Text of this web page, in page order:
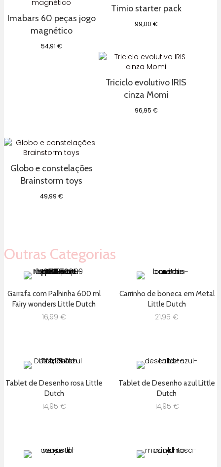
Imabars 60 peças jogo
magnético
54,91 €
Timio starter pack
99,00 €
Triciclo evolutivo IRIS
cinza Momi
96,95 €
Globo e constelações
Brainstorm toys
49,99 €
Outras Categorias
Garrafa com Palhinha 600 ml
Fairy wonders Little Dutch
16,99 €
Carrinho de boneca em Metal
Little Dutch
21,95 €
Tablet de Desenho rosa Little
Dutch
14,95 €
Tablet de Desenho azul Little
Dutch
14,95 €